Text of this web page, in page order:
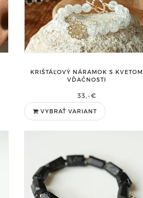
KRIŠTÁĽOVÝ NÁRAMOK S KVETOM
VĎAČNOSTI
33,-€
VYBRAŤ VARIANT